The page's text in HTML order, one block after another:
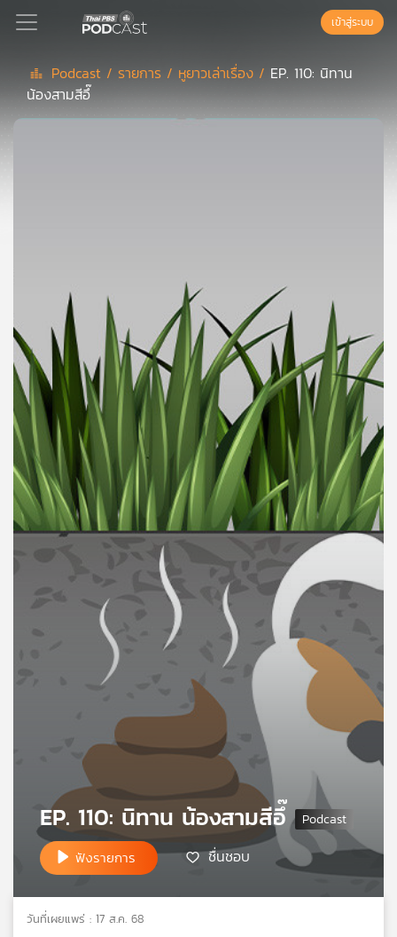
Podcast
ย์
ลิ
สต์
ของ
คุณ
เพลง
บทความ
ข่าว
เครือ
ข่าย
พี
เข้าสู่ระบบ
Podcast / รายการ / หูยาวเล่าเรื่อง / EP. 110: นิทาน
น้องสามสีอึ๊
EP. 110: นิทาน น้องสามสีอึ๊
ฟังรายการ ชื่นชอบ
วันที่เผยแพร่ : 17 ส.ค. 68